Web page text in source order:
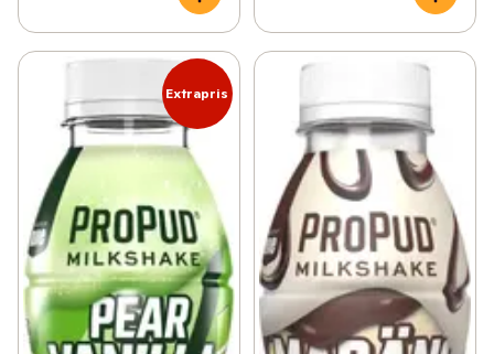
Extrapris